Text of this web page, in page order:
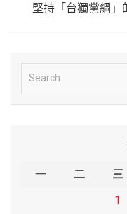
堅持「台獨黨綱」
e
一 二 三
1